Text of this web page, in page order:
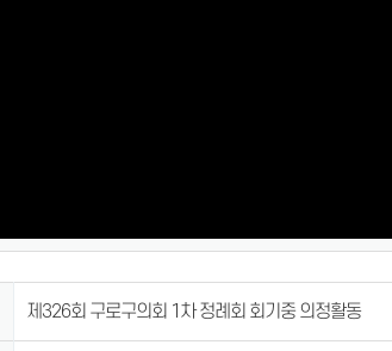
제326회 구로구의회 1차 정례회 회기중 의정활동